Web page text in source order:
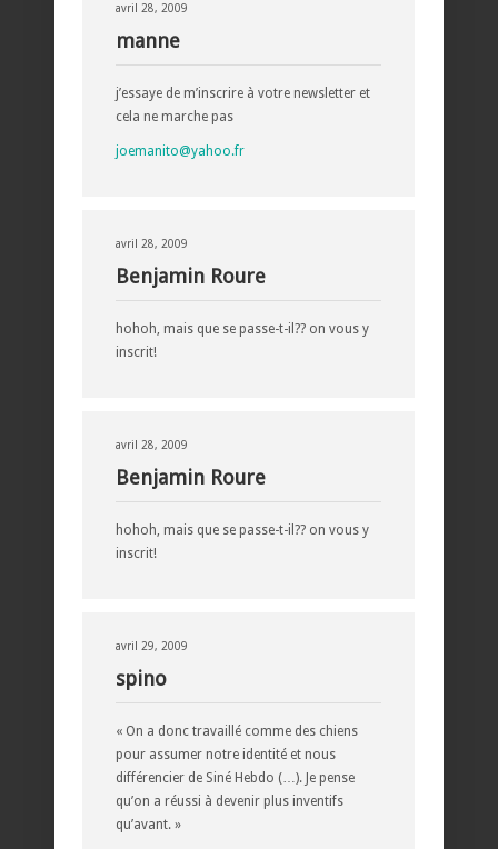
avril 28, 2009
manne
j’essaye de m’inscrire à votre newsletter et
cela ne marche pas
joemanito@yahoo.fr
avril 28, 2009
Benjamin Roure
hohoh, mais que se passe-t-il?? on vous y
inscrit!
avril 28, 2009
Benjamin Roure
hohoh, mais que se passe-t-il?? on vous y
inscrit!
avril 29, 2009
spino
« On a donc travaillé comme des chiens
pour assumer notre identité et nous
différencier de Siné Hebdo (…). Je pense
qu’on a réussi à devenir plus inventifs
qu’avant. »